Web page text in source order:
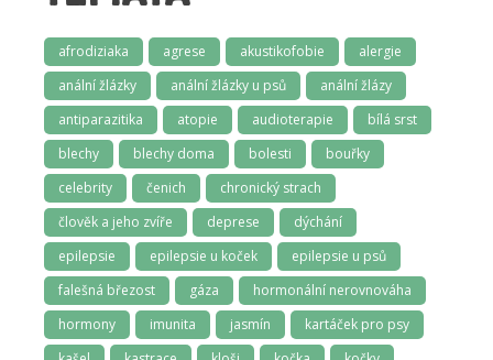
afrodiziaka agrese akustikofobie
alergie
anální žlázky
anální žlázky u psů
anální žlázy
antiparazitika
atopie audioterapie
bílá srst
blechy
blechy doma bolesti
bouřky
celebrity
čenich
chronický strach
člověk a jeho zvíře
deprese
dýchání
epilepsie
epilepsie u koček
epilepsie u psů
falešná březost
gáza
hormonální nerovnováha
hormony
imunita jasmín
kartáček pro psy